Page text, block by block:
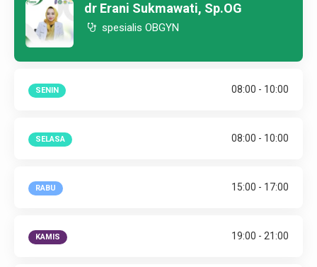
dr Erani Sukmawati, Sp.OG
spesialis OBGYN
SENIN 08:00 - 10:00
SELASA 08:00 - 10:00
RABU 15:00 - 17:00
KAMIS 19:00 - 21:00